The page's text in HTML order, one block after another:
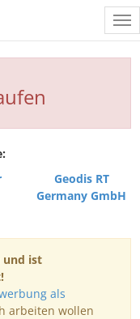
Geodis RT
Germany GmbH
und ist
als
arbeiten wollen